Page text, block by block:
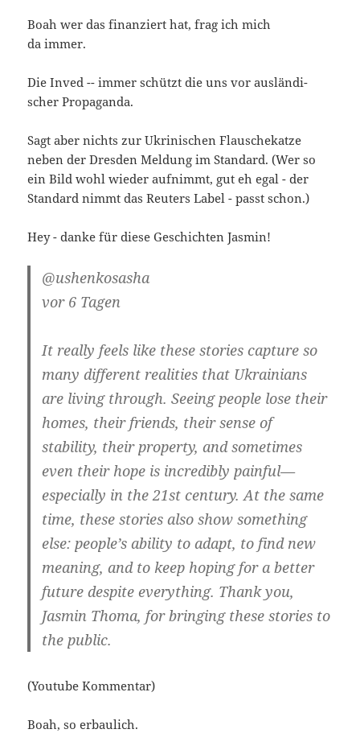
Boah wer das finan­ziert hat, frag ich mich
da immer.
Die Inved -- immer schützt die uns vor aus­län­di­
scher Propaganda.
Sagt aber nichts zur Ukri­ni­schen Flau­sche­kat­ze
neben der Dres­den Mel­dung im Stan­dard. (Wer so
ein Bild wohl wie­der auf­nimmt, gut eh egal - der
Stan­dard nimmt das Reu­ters Label - passt schon.)
Hey - dan­ke für die­se Geschich­ten Jasmin!
@ushenkosasha
vor 6 Tagen
It real­ly feels like the­se sto­ries cap­tu­re so
many dif­fe­rent rea­li­ties that Ukrai­ni­ans
are living through. See­ing peop­le lose their
homes, their friends, their sen­se of
sta­bi­li­ty, their pro­per­ty, and some­ti­mes
even their hope is incredi­b­ly painful—
especially in the 21st cen­tu­ry. At the same
time, the­se sto­ries also show some­thing
else: people’s abi­li­ty to adapt, to find new
mea­ning, and to keep hoping for a bet­ter
future des­pi­te ever­ything. Thank you,
Jas­min Tho­ma, for brin­ging the­se sto­ries to
the public.
(You­tube Kommentar)
Boah, so erbaulich.